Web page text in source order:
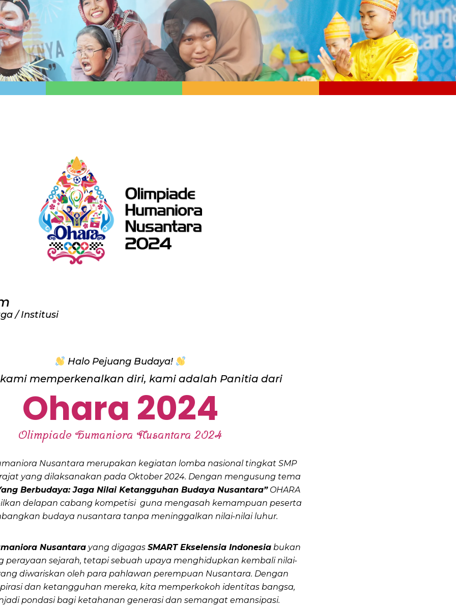
/ Institusi
Halo Pejuang Budaya!
memperkenalkan diri, kami adalah Panitia dari
Ohara 2024
Olimpiade Humaniora Nusantara 2024
Nusantara merupakan kegiatan lomba nasional tingkat SMP
yang dilaksanakan pada Oktober 2024. Dengan mengusung tema
Berbudaya: Jaga Nilai Ketangguhan Budaya Nusantara”OHARA
delapan cabang kompetisi guna mengasah kemampuan peserta
budaya nusantara tanpa meninggalkan nilai-nilai luhur.
Nusantarayang digagas SMART Ekselensia Indonesiabukan
perayaan sejarah, tetapi sebuah upaya menghidupkan kembali nilai-
diwariskan oleh para pahlawan perempuan Nusantara. Dengan
dan ketangguhan mereka, kita memperkokoh identitas bangsa,
pondasi bagi ketahanan generasi dan semangat emansipasi.